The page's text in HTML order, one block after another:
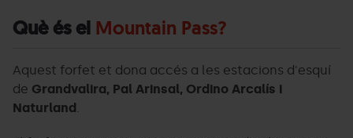
Què és el Mountain Pass?
Aquest forfet et dona accés a les estacions d'esquí
de Grandvalira, Pal Arinsal, Ordino Arcalís i
Naturland .